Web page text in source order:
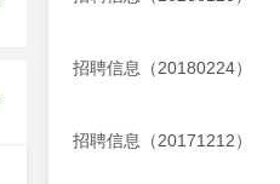
招聘信息（20180224）
招聘信息（20171212）